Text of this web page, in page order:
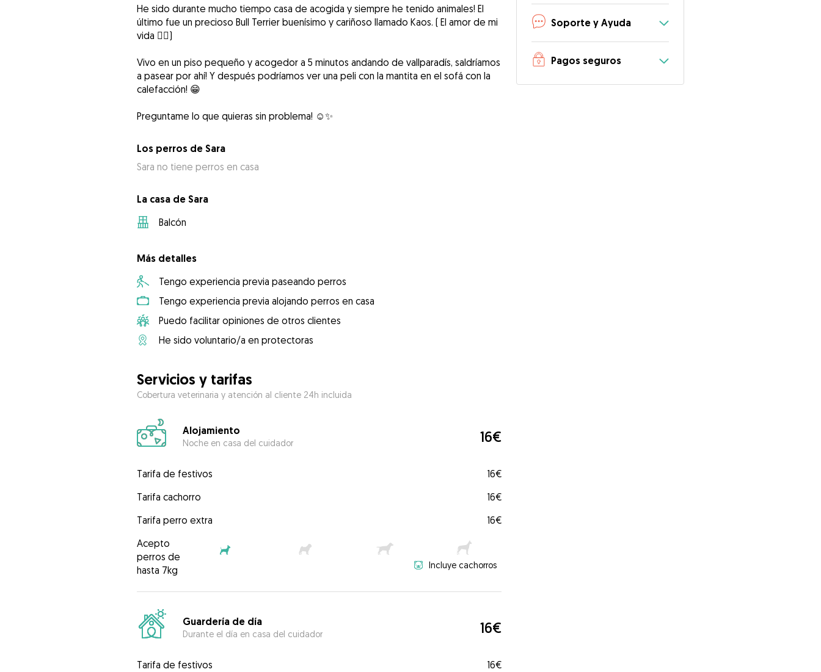
He sido durante mucho tiempo casa de acogida y siempre he tenido animales! El
último fue un precioso Bull Terrier buenísimo y cariñoso llamado Kaos. ( El amor de mi
vida ❤️‍🔥)
Vivo en un piso pequeño y acogedor a 5 minutos andando de vallparadís, saldríamos
a pasear por ahí! Y después podríamos ver una peli con la mantita en el sofá con la
calefacción! 😁
Preguntame lo que quieras sin problema! ☺️✨
Los perros de Sara
Sara no tiene perros en casa
La casa de Sara
Balcón
Más detalles
Tengo experiencia previa paseando perros
Tengo experiencia previa alojando perros en casa
Puedo facilitar opiniones de otros clientes
He sido voluntario/a en protectoras
Servicios y tarifas
Cobertura veterinaria y atención al cliente 24h incluida
Alojamiento
Noche en casa del cuidador 16€
Tarifa de festivos
16€
Tarifa cachorro
16€
Tarifa perro extra
16€
Acepto
perros de
hasta 7kg
Incluye cachorros
Guardería de día
Durante el día en casa del cuidador 16€
Tarifa de festivos
16€
Soporte y Ayuda
Pagos seguros